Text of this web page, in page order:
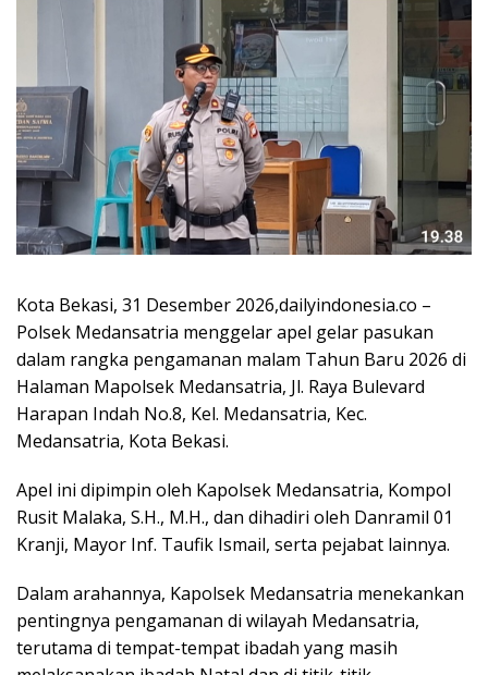
Kota Bekasi, 31 Desember 2026,dailyindonesia.co –
Polsek Medansatria menggelar apel gelar pasukan
dalam rangka pengamanan malam Tahun Baru 2026 di
Halaman Mapolsek Medansatria, Jl. Raya Bulevard
Harapan Indah No.8, Kel. Medansatria, Kec.
Medansatria, Kota Bekasi.
Apel ini dipimpin oleh Kapolsek Medansatria, Kompol
Rusit Malaka, S.H., M.H., dan dihadiri oleh Danramil 01
Kranji, Mayor Inf. Taufik Ismail, serta pejabat lainnya.
Dalam arahannya, Kapolsek Medansatria menekankan
pentingnya pengamanan di wilayah Medansatria,
terutama di tempat-tempat ibadah yang masih